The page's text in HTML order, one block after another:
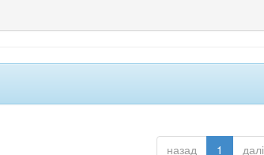
назад 1 далі